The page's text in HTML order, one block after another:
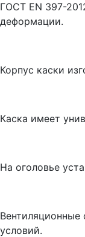
ГОСТ EN 397-
деформации.
Корпус каски
Каска имеет
На оголовье
Вентиляционные
условий.